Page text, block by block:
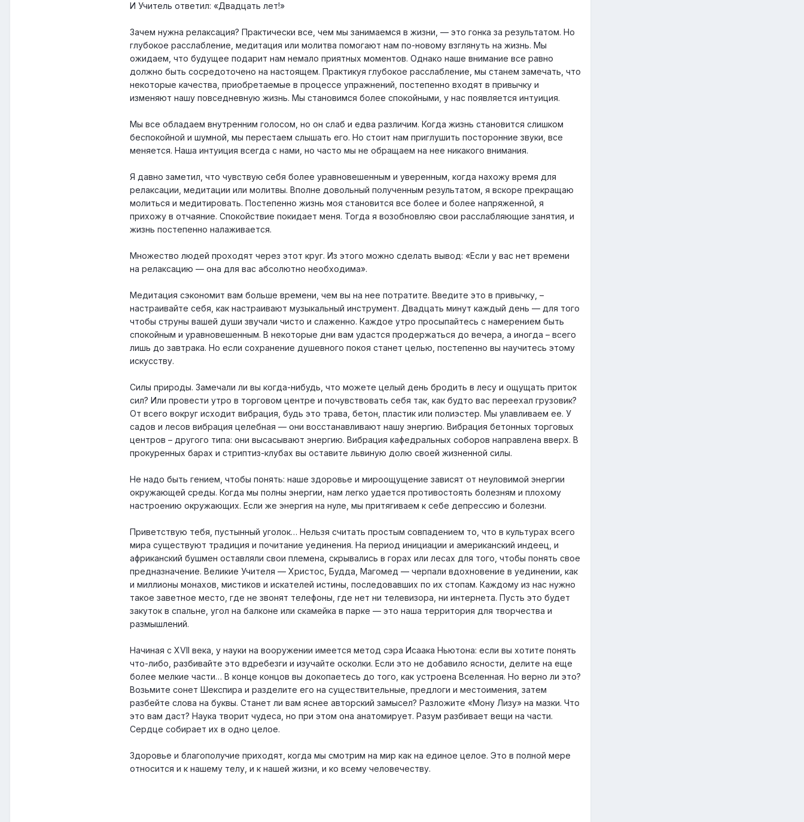
И Учитель ответил: «Двадцать лет!»
Зачем нужна релаксация? Практически все, чем мы занимаемся в жизни, — это гонка за результатом. Но
глубокое расслабление, медитация или молитва помогают нам по-новому взглянуть на жизнь. Мы
ожидаем, что будущее подарит нам немало приятных моментов. Однако наше внимание все равно
должно быть сосредоточено на настоящем. Практикуя глубокое расслабление, мы станем замечать, что
некоторые качества, приобретаемые в процессе упражнений, постепенно входят в привычку и
изменяют нашу повседневную жизнь. Мы становимся более спокойными, у нас появляется интуиция.
Мы все обладаем внутренним голосом, но он слаб и едва различим. Когда жизнь становится слишком
беспокойной и шумной, мы перестаем слышать его. Но стоит нам приглушить посторонние звуки, все
меняется. Наша интуиция всегда с нами, но часто мы не обращаем на нее никакого внимания.
Я давно заметил, что чувствую себя более уравновешенным и уверенным, когда нахожу время для
релаксации, медитации или молитвы. Вполне довольный полученным результатом, я вскоре прекращаю
молиться и медитировать. Постепенно жизнь моя становится все более и более напряженной, я
прихожу в отчаяние. Спокойствие покидает меня. Тогда я возобновляю свои расслабляющие занятия, и
жизнь постепенно налаживается.
Множество людей проходят через этот круг. Из этого можно сделать вывод: «Если у вас нет времени
на релаксацию — она для вас абсолютно необходима».
Медитация сэкономит вам больше времени, чем вы на нее потратите. Введите это в привычку, –
настраивайте себя, как настраивают музыкальный инструмент. Двадцать минут каждый день — для того
чтобы струны вашей души звучали чисто и слаженно. Каждое утро просыпайтесь с намерением быть
спокойным и уравновешенным. В некоторые дни вам удастся продержаться до вечера, а иногда – всего
лишь до завтрака. Но если сохранение душевного покоя станет целью, постепенно вы научитесь этому
искусству.
Силы природы. Замечали ли вы когда-нибудь, что можете целый день бродить в лесу и ощущать приток
сил? Или провести утро в торговом центре и почувствовать себя так, как будто вас переехал грузовик?
От всего вокруг исходит вибрация, будь это трава, бетон, пластик или полиэстер. Мы улавливаем ее. У
садов и лесов вибрация целебная — они восстанавливают нашу энергию. Вибрация бетонных торговых
центров – другого типа: они высасывают энергию. Вибрация кафедральных соборов направлена вверх. В
прокуренных барах и стриптиз-клубах вы оставите львиную долю своей жизненной силы.
Не надо быть гением, чтобы понять: наше здоровье и мироощущение зависят от неуловимой энергии
окружающей среды. Когда мы полны энергии, нам легко удается противостоять болезням и плохому
настроению окружающих. Если же энергия на нуле, мы притягиваем к себе депрессию и болезни.
Приветствую тебя, пустынный уголок… Нельзя считать простым совпадением то, что в культурах всего
мира существуют традиция и почитание уединения. На период инициации и американский индеец, и
африканский бушмен оставляли свои племена, скрывались в горах или лесах для того, чтобы понять свое
предназначение. Великие Учителя — Христос, Будда, Магомед — черпали вдохновение в уединении, как
и миллионы монахов, мистиков и искателей истины, последовавших по их стопам. Каждому из нас нужно
такое заветное место, где не звонят телефоны, где нет ни телевизора, ни интернета. Пусть это будет
закуток в спальне, угол на балконе или скамейка в парке — это наша территория для творчества и
размышлений.
Начиная с XVII века, у науки на вооружении имеется метод сэра Исаака Ньютона: если вы хотите понять
что-либо, разбивайте это вдребезги и изучайте осколки. Если это не добавило ясности, делите на еще
более мелкие части… В конце концов вы докопаетесь до того, как устроена Вселенная. Но верно ли это?
Возьмите сонет Шекспира и разделите его на существительные, предлоги и местоимения, затем
разбейте слова на буквы. Станет ли вам яснее авторский замысел? Разложите «Мону Лизу» на мазки. Что
это вам даст? Наука творит чудеса, но при этом она анатомирует. Разум разбивает вещи на части.
Сердце собирает их в одно целое.
Здоровье и благополучие приходят, когда мы смотрим на мир как на единое целое. Это в полной мере
относится и к нашему телу, и к нашей жизни, и ко всему человечеству.